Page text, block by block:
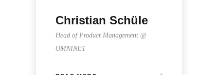
Christian Schüle
Head of Product Management @
OMNINET